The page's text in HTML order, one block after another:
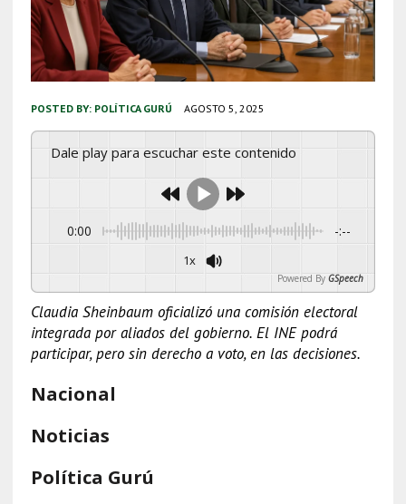
POSTED BY: POLÍTICA GURÚ AGOSTO 5, 2025
Dale play para escuchar este contenido
0:00 -:--
1x
Powered By GSpeech
Claudia Sheinbaum oficializó una comisión electoral
integrada por aliados del gobierno. El INE podrá
participar, pero sin derecho a voto, en las decisiones.
Nacional
Noticias
Política Gurú